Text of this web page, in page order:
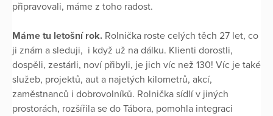
připravovali, máme z toho radost.
Máme tu letošní rok. Rolnička roste celých těch 27 let, co
ji znám a sleduji, i když už na dálku. Klienti dorostli,
dospěli, zestárli, noví přibyli, je jich víc než 130! Víc je také
služeb, projektů, aut a najetých kilometrů, akcí,
zaměstnanců i dobrovolníků. Rolnička sídlí v jiných
prostorách, rozšířila se do Tábora, pomohla integraci